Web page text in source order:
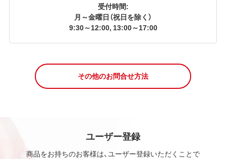
受付時間:
月～金曜日（祝日を除く）
9:30～12:00, 13:00～17:00
その他のお問合せ方法
ユーザー登録
商品をお持ちのお客様は、ユーザー登録いただくことで